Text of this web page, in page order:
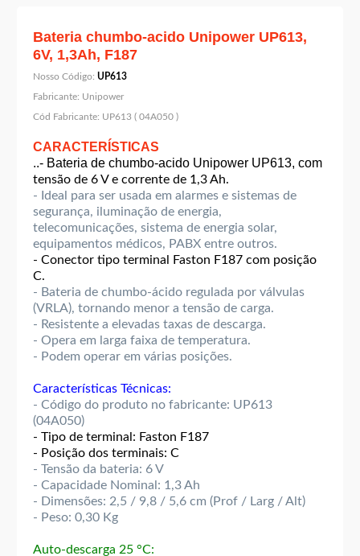
Bateria chumbo-acido Unipower UP613,
6V, 1,3Ah, F187
Nosso Código: UP613
Fabricante: Unipower
Cód Fabricante: UP613 ( 04A050 )
CARACTERÍSTICAS
..- Bateria de chumbo-acido Unipower UP613, com
tensão de 6 V e corrente de 1,3 Ah.
- Ideal para ser usada em alarmes e sistemas de
segurança, iluminação de energia,
telecomunicações, sistema de energia solar,
equipamentos médicos, PABX entre outros.
- Conector tipo terminal Faston F187 com posição
C.
- Bateria de chumbo-ácido regulada por válvulas
(VRLA), tornando menor a tensão de carga.
- Resistente a elevadas taxas de descarga.
- Opera em larga faixa de temperatura.
- Podem operar em várias posições.
Características Técnicas:
- Código do produto no fabricante: UP613
(04A050)
- Tipo de terminal: Faston F187
- Posição dos terminais: C
- Tensão da bateria: 6 V
- Capacidade Nominal: 1,3 Ah
- Dimensões: 2,5 / 9,8 / 5,6 cm (Prof / Larg / Alt)
- Peso: 0,30 Kg
Auto-descarga 25 °C: